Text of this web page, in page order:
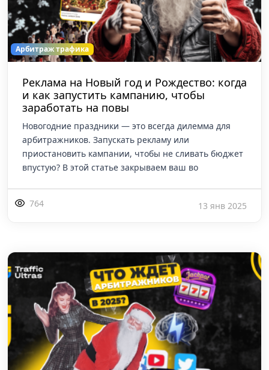
Арбитраж трафика
Реклама на Новый год и Рождество: когда
и как запустить кампанию, чтобы
заработать на повы
Новогодние праздники — это всегда дилемма для
арбитражников. Запускать рекламу или
приостановить кампании, чтобы не сливать бюджет
впустую? В этой статье закрываем ваш во
764 13 янв 2025